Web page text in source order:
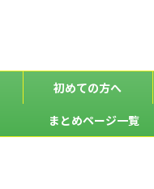
初めての方へ
まとめページ一覧